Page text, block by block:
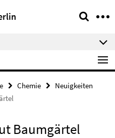
Chemie
Neuigkeiten
Baumgärtel